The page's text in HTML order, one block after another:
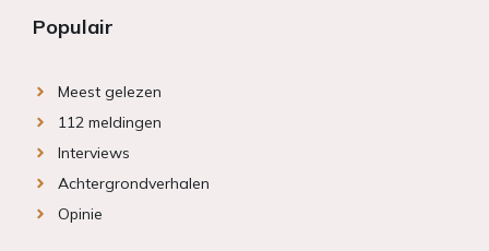
Populair
Meest gelezen
112 meldingen
Interviews
Achtergrondverhalen
Opinie